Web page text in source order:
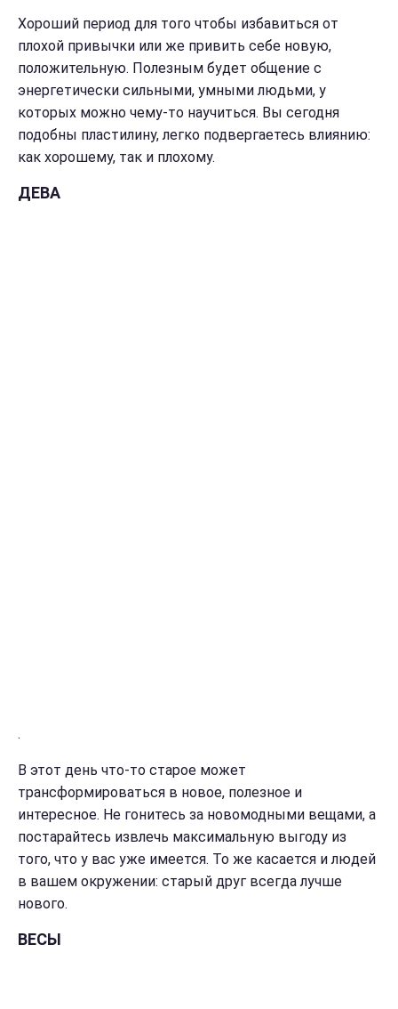
Хороший период для того чтобы избавиться от
плохой привычки или же привить себе новую,
положительную. Полезным будет общение с
энергетически сильными, умными людьми, у
которых можно чему-то научиться. Вы сегодня
подобны пластилину, легко подвергаетесь влиянию:
как хорошему, так и плохому.
ДЕВА
.
В этот день что-то старое может
трансформироваться в новое, полезное и
интересное. Не гонитесь за новомодными вещами, а
постарайтесь извлечь максимальную выгоду из
того, что у вас уже имеется. То же касается и людей
в вашем окружении: старый друг всегда лучше
нового.
ВЕСЫ